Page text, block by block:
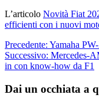
L’articolo Novità Fiat
efficienti con i nuovi
Navigazione
articolo
Precedente: Yamaha
Successivo: Mercedes-
in con know-how da F1
Dai un occhiata a